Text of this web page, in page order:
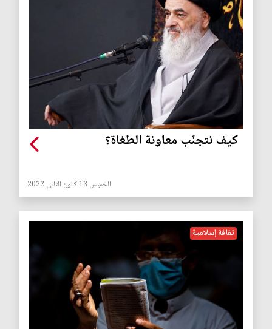
كيف نتجنّب معاونة الطغاة؟
الخميس 13 كانون الثاني 2022
ثقافة إسلامية